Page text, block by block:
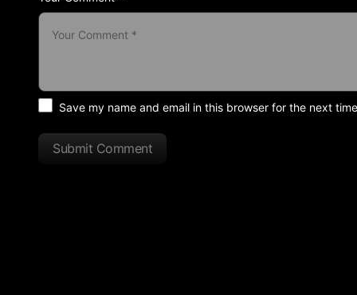
Save my name and email in this browser for the next
Submit Comment